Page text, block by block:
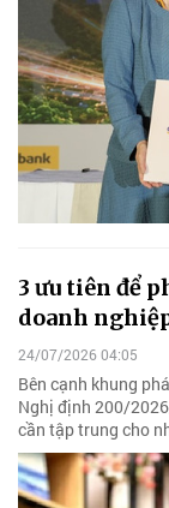
3 ưu tiên để
doanh
24/07/2026 04:05
Bên cạnh khung
Nghị định 200/
cần tập trung cho